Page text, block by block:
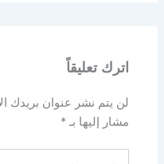
اترك تعليقاً
لن يتم نشر عنوان بريدك
مشار إليها بـ*